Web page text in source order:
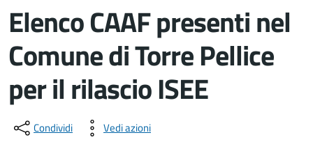
Elenco CAAF presenti nel
Comune di Torre Pellice
per il rilascio ISEE
Dettagli del documento
Condividi Vedi azioni